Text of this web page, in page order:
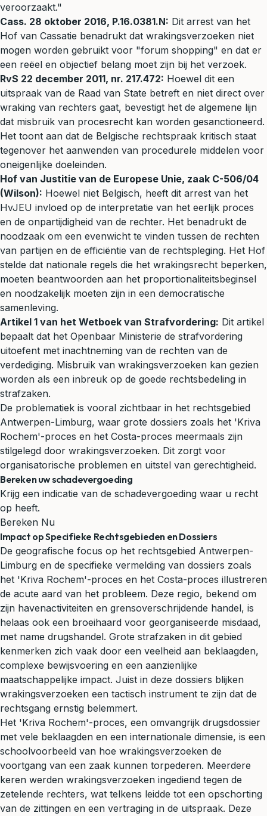
veroorzaakt."
Cass. 28 oktober 2016, P.16.0381.N: Dit arrest van het
Hof van Cassatie benadrukt dat wrakingsverzoeken niet
mogen worden gebruikt voor "forum shopping" en dat er
een reëel en objectief belang moet zijn bij het verzoek.
RvS 22 december 2011, nr. 217.472: Hoewel dit een
uitspraak van de Raad van State betreft en niet direct over
wraking van rechters gaat, bevestigt het de algemene lijn
dat misbruik van procesrecht kan worden gesanctioneerd.
Het toont aan dat de Belgische rechtspraak kritisch staat
tegenover het aanwenden van procedurele middelen voor
oneigenlijke doeleinden.
Hof van Justitie van de Europese Unie, zaak C-506/04
(Wilson): Hoewel niet Belgisch, heeft dit arrest van het
HvJEU invloed op de interpretatie van het eerlijk proces
en de onpartijdigheid van de rechter. Het benadrukt de
noodzaak om een evenwicht te vinden tussen de rechten
van partijen en de efficiëntie van de rechtspleging. Het Hof
stelde dat nationale regels die het wrakingsrecht beperken,
moeten beantwoorden aan het proportionaliteitsbeginsel
en noodzakelijk moeten zijn in een democratische
samenleving.
Artikel 1 van het Wetboek van Strafvordering: Dit artikel
bepaalt dat het Openbaar Ministerie de strafvordering
uitoefent met inachtneming van de rechten van de
verdediging. Misbruik van wrakingsverzoeken kan gezien
worden als een inbreuk op de goede rechtsbedeling in
strafzaken.
De problematiek is vooral zichtbaar in het rechtsgebied
Antwerpen-Limburg, waar grote dossiers zoals het 'Kriva
Rochem'-proces en het Costa-proces meermaals zijn
stilgelegd door wrakingsverzoeken. Dit zorgt voor
organisatorische problemen en uitstel van gerechtigheid.
Bereken uw schadevergoeding
Krijg een indicatie van de schadevergoeding waar u recht
op heeft.
Bereken Nu
Impact op Specifieke Rechtsgebieden en Dossiers
De geografische focus op het rechtsgebied Antwerpen-
Limburg en de specifieke vermelding van dossiers zoals
het 'Kriva Rochem'-proces en het Costa-proces illustreren
de acute aard van het probleem. Deze regio, bekend om
zijn havenactiviteiten en grensoverschrijdende handel, is
helaas ook een broeihaard voor georganiseerde misdaad,
met name drugshandel. Grote strafzaken in dit gebied
kenmerken zich vaak door een veelheid aan beklaagden,
complexe bewijsvoering en een aanzienlijke
maatschappelijke impact. Juist in deze dossiers blijken
wrakingsverzoeken een tactisch instrument te zijn dat de
rechtsgang ernstig belemmert.
Het 'Kriva Rochem'-proces, een omvangrijk drugsdossier
met vele beklaagden en een internationale dimensie, is een
schoolvoorbeeld van hoe wrakingsverzoeken de
voortgang van een zaak kunnen torpederen. Meerdere
keren werden wrakingsverzoeken ingediend tegen de
zetelende rechters, wat telkens leidde tot een opschorting
van de zittingen en een vertraging in de uitspraak. Deze